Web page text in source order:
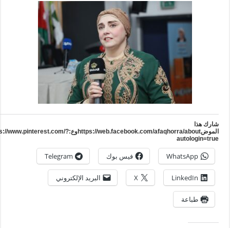
هذا
الموضhttps://web.facebook.com/afaqhorra/aboutوع:https://www.pinterest.com/?
WhatsApp فيس بوك Telegram
LinkedIn
X البريد الإلكتروني
طباعة